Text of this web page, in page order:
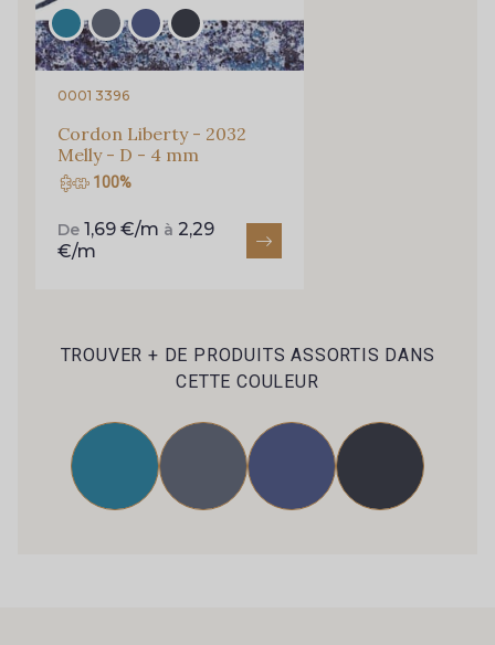
0001 3396
Cordon Liberty - 2032
Melly - D - 4 mm
100%
De 1,69 €/m à 2,29
€/m
TROUVER + DE PRODUITS ASSORTIS DANS
CETTE COULEUR